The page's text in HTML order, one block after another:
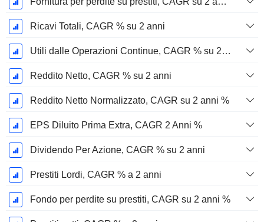
Ricavi Totali, CAGR % su 2 anni
Utili dalle Operazioni Continue, CAGR % su 2 anni
Reddito Netto, CAGR % su 2 anni
Reddito Netto Normalizzato, CAGR su 2 anni %
EPS Diluito Prima Extra, CAGR 2 Anni %
Dividendo Per Azione, CAGR % su 2 anni
Prestiti Lordi, CAGR % a 2 anni
Fondo per perdite su prestiti, CAGR su 2 anni %